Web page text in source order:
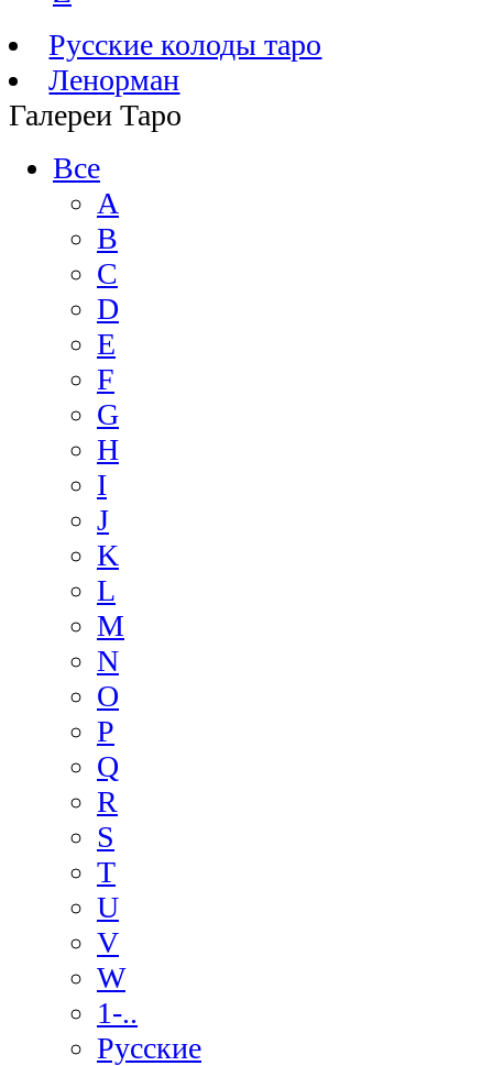
Русские колоды таро
Ленорман
Галереи Таро
Все
A
B
C
D
E
F
G
H
I
J
K
L
M
N
O
P
Q
R
S
T
U
V
W
1-..
Русские